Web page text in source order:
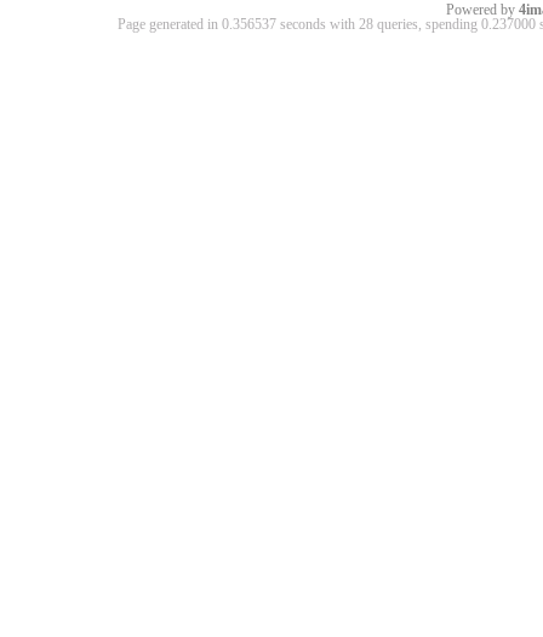
Powered by
Page generated in 0.356537 seconds with 28 queries, spending